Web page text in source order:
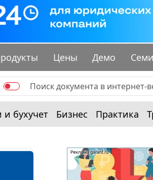
Цены Демо
и бухучет Бизнес Практика